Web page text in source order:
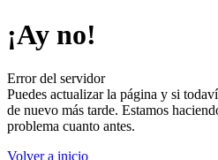
¡Ay no!
Error del servidor
Puedes actualizar la página y si
de nuevo más tarde. Estamos
problema cuanto antes.
Volver a inicio